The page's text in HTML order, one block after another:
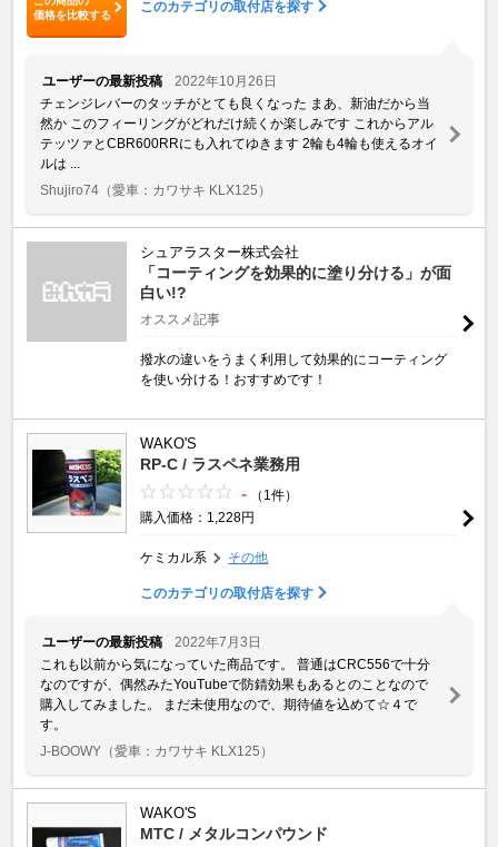
価格を比較する
このカテゴリの取付店を探す
ユーザーの最新投稿
2022年10月26日
チェンジレバーのタッチがとても良くなった まあ、新油だから当
然か このフィーリングがどれだけ続くか楽しみです これからアル
テッツァとCBR600RRにも入れてゆきます 2輪も4輪も使えるオイ
ルは ...
Shujiro74 （愛車：カワサキ KLX125）
シュアラスター株式会社
「コーティングを効果的に塗り分ける」が面
白い!?
オススメ記事
撥水の違いをうまく利用して効果的にコーティング
を使い分ける！おすすめです！
WAKO'S
RP-C / ラスペネ業務用
-
（1件）
購入価格：1,228円
ケミカル系 その他
このカテゴリの取付店を探す
ユーザーの最新投稿
2022年7月3日
これも以前から気になっていた商品です。 普通はCRC556で十分
なのですが、偶然みたYouTubeで防錆効果もあるとのことなので
購入してみました。 まだ未使用なので、期待値を込めて☆４で
す。
J-BOOWY （愛車：カワサキ KLX125）
WAKO'S
MTC / メタルコンパウンド